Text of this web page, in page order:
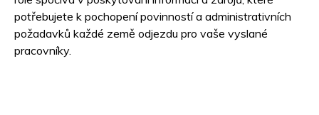
potřebujete k pochopení povinností a administrativních
požadavků každé země odjezdu pro vaše vyslané
pracovníky.